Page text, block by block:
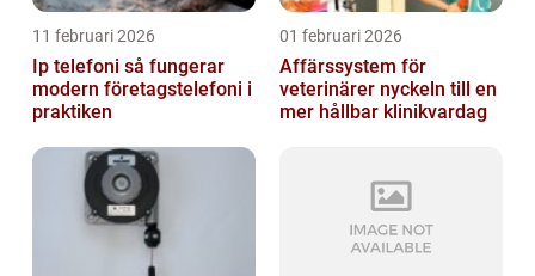
11 februari 2026
Ip telefoni så fungerar
modern företagstelefoni i
praktiken
01 februari 2026
Affärssystem för
veterinärer nyckeln till en
mer hållbar klinikvardag